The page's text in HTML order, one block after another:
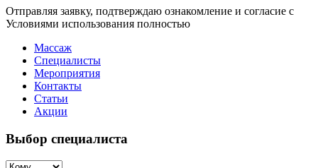
Отправляя заявку, подтверждаю ознакомление и согласие с
Условиями использования полностью
Массаж
Специалисты
Мероприятия
Контакты
Статьи
Акции
Выбор специалиста